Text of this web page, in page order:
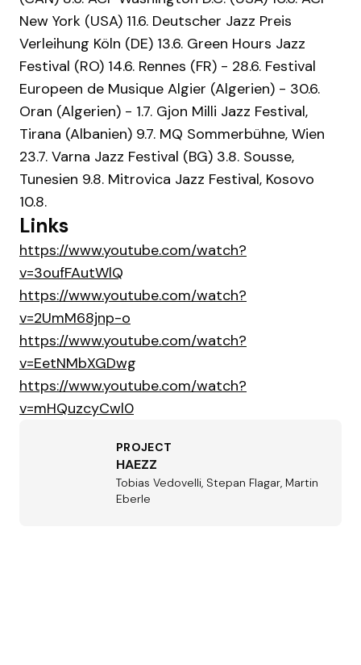
New York (USA) 11.6. Deutscher Jazz Preis
Verleihung Köln (DE) 13.6. Green Hours Jazz
Festival (RO) 14.6. Rennes (FR) - 28.6. Festival
Europeen de Musique Algier (Algerien) - 30.6.
Oran (Algerien) - 1.7. Gjon Milli Jazz Festival,
Tirana (Albanien) 9.7. MQ Sommerbühne, Wien
23.7. Varna Jazz Festival (BG) 3.8. Sousse,
Tunesien 9.8. Mitrovica Jazz Festival, Kosovo
10.8.
Links
https://www.youtube.com/watch?
v=3oufFAutWlQ
https://www.youtube.com/watch?
v=2UmM68jnp-o
https://www.youtube.com/watch?
v=EetNMbXGDwg
https://www.youtube.com/watch?
v=mHQuzcyCwl0
PROJECT
HAEZZ
Tobias Vedovelli, Stepan Flagar, Martin
Eberle